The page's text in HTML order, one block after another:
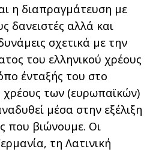
η διαπραγμάτευση με
δανειστές αλλά και
σχετικά με την
του ελληνικού χρέους
ένταξής του στο
χρέους των (ευρωπαϊκών)
μέσα στην εξέλιξη
που βιώνουμε. Οι
τη Λατινική